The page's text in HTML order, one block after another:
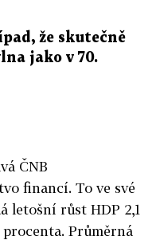
že skutečně
jako v 70.
ČNB
financí. To ve své
letošní růst HDP 2,1
Průměrná